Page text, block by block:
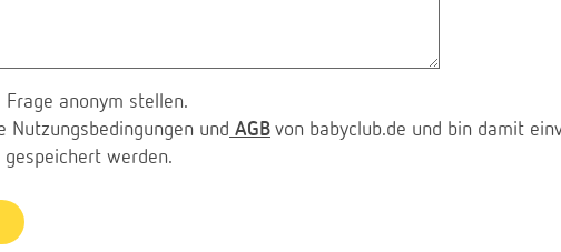
Frage anonym stellen.
Nutzungsbedingungen und AGB von babyclub.de und bin damit
werden.